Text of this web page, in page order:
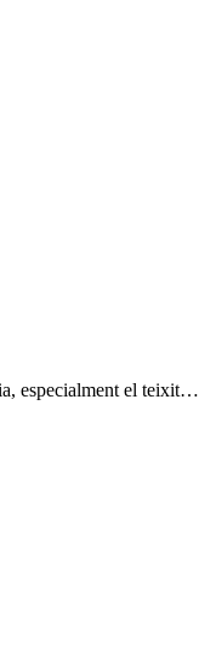
especialment el teixit…